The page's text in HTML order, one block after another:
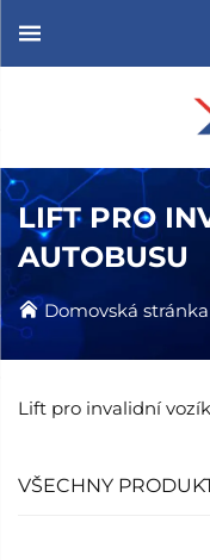
LIFT PRO
AUTOBUSU
Domovská stránka
Lift pro invalidní
VŠECHNY